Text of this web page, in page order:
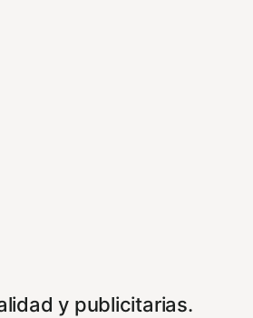
y publicitarias.